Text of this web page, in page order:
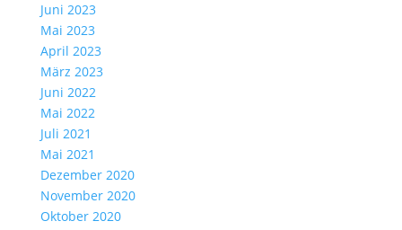
Juni 2023
Mai 2023
April 2023
März 2023
Juni 2022
Mai 2022
Juli 2021
Mai 2021
Dezember 2020
November 2020
Oktober 2020